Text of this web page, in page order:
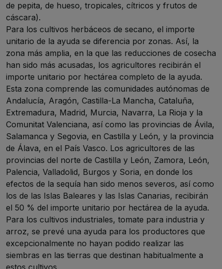
de pepita, de hueso, tropicales, cítricos y frutos de
cáscara).
Para los cultivos herbáceos de secano, el importe
unitario de la ayuda se diferencia por zonas. Así, la
zona más amplia, en la que las reducciones de cosecha
han sido más acusadas, los agricultores recibirán el
importe unitario por hectárea completo de la ayuda.
Esta zona comprende las comunidades autónomas de
Andalucía, Aragón, Castilla-La Mancha, Cataluña,
Extremadura, Madrid, Murcia, Navarra, La Rioja y la
Comunitat Valenciana, así como las provincias de Ávila,
Salamanca y Segovia, en Castilla y León, y la provincia
de Álava, en el País Vasco. Los agricultores de las
provincias del norte de Castilla y León, Zamora, León,
Palencia, Valladolid, Burgos y Soria, en donde los
efectos de la sequía han sido menos severos, así como
los de las Islas Baleares y las Islas Canarias, recibirán
el 50 % del importe unitario por hectárea de la ayuda.
Para los cultivos industriales, tomate para industria y
arroz, se prevé una ayuda para los productores que
excepcionalmente no hayan podido realizar las
siembras en las tierras que destinan habitualmente a